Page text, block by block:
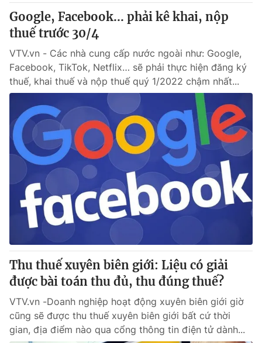
Google, Facebook... phải kê khai, nộp
thuế trước 30/4
VTV.vn - Các nhà cung cấp nước ngoài như: Google,
Facebook, TikTok, Netflix… sẽ phải thực hiện đăng ký
thuế, khai thuế và nộp thuế quý 1/2022 chậm nhất...
Thu thuế xuyên biên giới: Liệu có giải
được bài toán thu đủ, thu đúng thuế?
VTV.vn -Doanh nghiệp hoạt động xuyên biên giới giờ
cũng sẽ được thu thuế xuyên biên giới bất cứ thời
gian, địa điểm nào qua cổng thông tin điện tử dành...